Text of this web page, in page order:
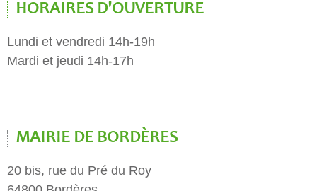
HORAIRES D'OUVERTURE
Lundi et vendredi 14h-19h
Mardi et jeudi 14h-17h
MAIRIE DE BORDÈRES
20 bis, rue du Pré du Roy